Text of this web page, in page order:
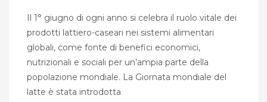
Il 1° giugno di ogni anno si celebra il ruolo vitale dei
prodotti lattiero-caseari nei sistemi alimentari
globali, come fonte di benefici economici,
nutrizionali e sociali per un’ampia parte della
popolazione mondiale. La Giornata mondiale del
latte è stata introdotta